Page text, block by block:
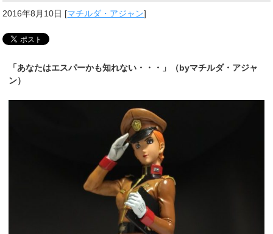
2016年8月10日 [マチルダ・アジャン]
「あなたはエスパーかも知れない・・・」（byマチルダ・アジャ
ン）